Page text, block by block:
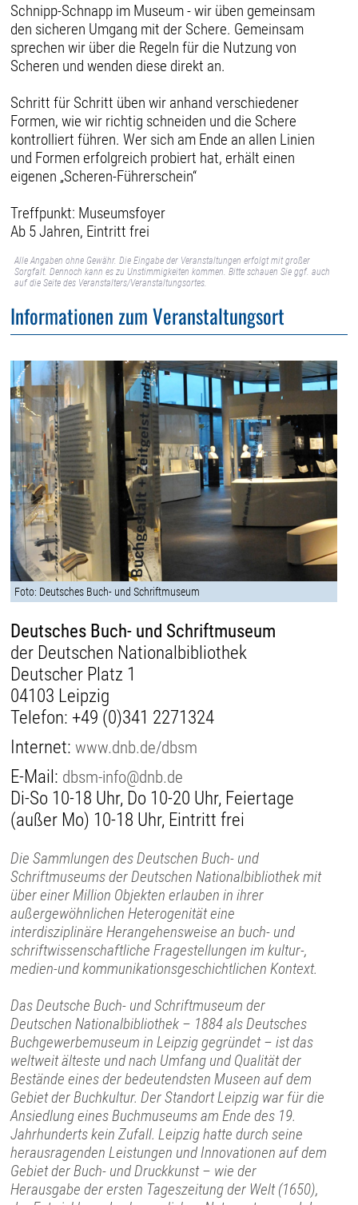
Schnipp-Schnapp im Museum - wir üben gemeinsam
den sicheren Umgang mit der Schere. Gemeinsam
sprechen wir über die Regeln für die Nutzung von
Scheren und wenden diese direkt an.
Schritt für Schritt üben wir anhand verschiedener
Formen, wie wir richtig schneiden und die Schere
kontrolliert führen. Wer sich am Ende an allen Linien
und Formen erfolgreich probiert hat, erhält einen
eigenen „Scheren-Führerschein“
Treffpunkt: Museumsfoyer
Ab 5 Jahren, Eintritt frei
Alle Angaben ohne Gewähr. Die Eingabe der Veranstaltungen erfolgt mit großer
Sorgfalt. Dennoch kann es zu Unstimmigkeiten kommen. Bitte schauen Sie ggf. auch
auf die Seite des Veranstalters/Veranstaltungsortes.
Informationen zum Veranstaltungsort
Foto: Deutsches Buch- und Schriftmuseum
Deutsches Buch- und Schriftmuseum
der Deutschen Nationalbibliothek
Deutscher Platz 1
04103 Leipzig
Telefon: +49 (0)341 2271324
Internet:www.dnb.de/dbsm
E-Mail: dbsm-info@dnb.de
Di-So 10-18 Uhr, Do 10-20 Uhr, Feiertage
(außer Mo) 10-18 Uhr, Eintritt frei
Die Sammlungen des Deutschen Buch- und
Schriftmuseums der Deutschen Nationalbibliothek mit
über einer Million Objekten erlauben in ihrer
außergewöhnlichen Heterogenität eine
interdisziplinäre Herangehensweise an buch- und
schriftwissenschaftliche Fragestellungen im kultur-,
medien-und kommunikationsgeschichtlichen Kontext.
Das Deutsche Buch- und Schriftmuseum der
Deutschen Nationalbibliothek – 1884 als Deutsches
Buchgewerbemuseum in Leipzig gegründet – ist das
weltweit älteste und nach Umfang und Qualität der
Bestände eines der bedeutendsten Museen auf dem
Gebiet der Buchkultur. Der Standort Leipzig war für die
Ansiedlung eines Buchmuseums am Ende des 19.
Jahrhunderts kein Zufall. Leipzig hatte durch seine
herausragenden Leistungen und Innovationen auf dem
Gebiet der Buch- und Druckkunst – wie der
Herausgabe der ersten Tageszeitung der Welt (1650),